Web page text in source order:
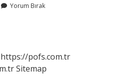
Yorum Bırak
https://pofs.com.tr
Sitemap